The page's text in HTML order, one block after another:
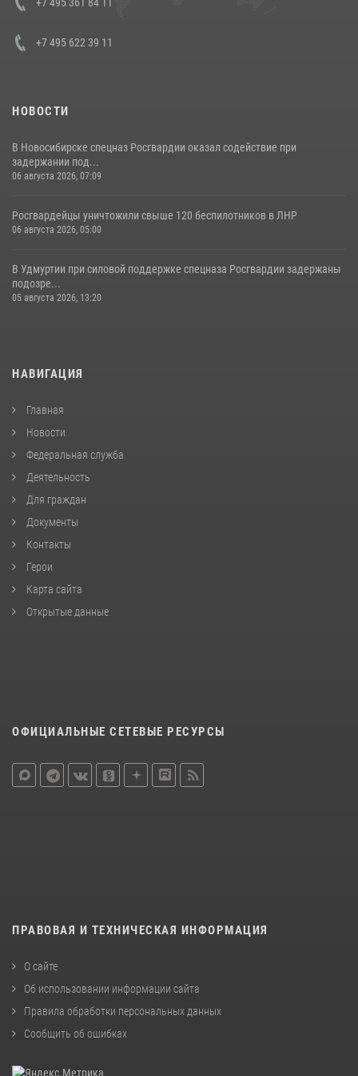
+7 495 622 39 11
НОВОСТИ
В Новосибирске спецназ Росгвардии оказал содействие при
задержании под...
06 августа 2026, 07:09
Росгвардейцы уничтожили свыше 120 беспилотников в ЛНР
06 августа 2026, 05:00
В Удмуртии при силовой поддержке спецназа Росгвардии задержаны
подозре...
05 августа 2026, 13:20
НАВИГАЦИЯ
Главная
Новости
Федеральная служба
Деятельность
Для граждан
Документы
Контакты
Герои
Карта сайта
Открытые данные
ОФИЦИАЛЬНЫЕ СЕТЕВЫЕ РЕСУРСЫ
ПРАВОВАЯ И ТЕХНИЧЕСКАЯ ИНФОРМАЦИЯ
О сайте
Об использовании информации сайта
Правила обработки персональных данных
Сообщить об ошибках